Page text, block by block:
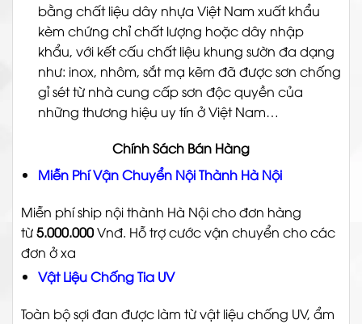
bằng chất liệu dây nhựa Việt Nam xuất khẩu
kèm chứng chỉ chất lượng hoặc dây nhập
khẩu, với kết cấu chất liệu khung sườn đa dạng
như: inox, nhôm, sắt mạ kẽm đã được sơn chống
gỉ sét từ nhà cung cấp sơn độc quyền của
những thương hiệu uy tín ở Việt Nam…
Chính Sách Bán Hàng
Miễn Phí Vận Chuyển Nội Thành Hà Nội
Miễn phí ship nội thành Hà Nội cho đơn hàng
từ5.000.000Vnđ. Hỗ trợ cước vận chuyển cho các
đơn ở xa
Vật Liệu Chống Tia UV
Toàn bộ sợi đan được làm từ vật liệu chống UV, ẩm